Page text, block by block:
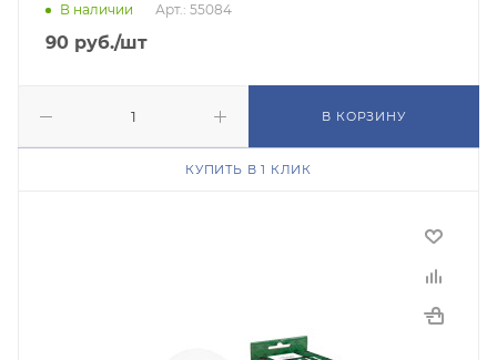
В наличии Арт.: 55084
90 руб./шт
В КОРЗИНУ
КУПИТЬ В 1 КЛИК